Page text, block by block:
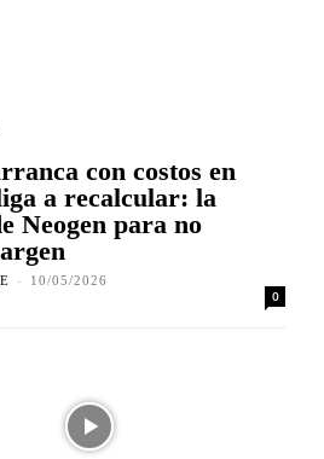
con costos en
a recalcular: la
Neogen para no
- 10/05/2026
0